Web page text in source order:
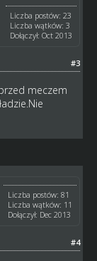
Liczba postów: 23
Liczba wątków: 3
Dołączył: Oct 2013
#3
meczem
Liczba postów: 81
Liczba wątków: 11
Dołączył: Dec 2013
#4